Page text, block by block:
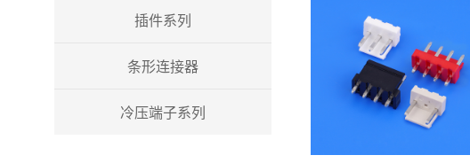
插件系列
条形连接器
冷压端子系列